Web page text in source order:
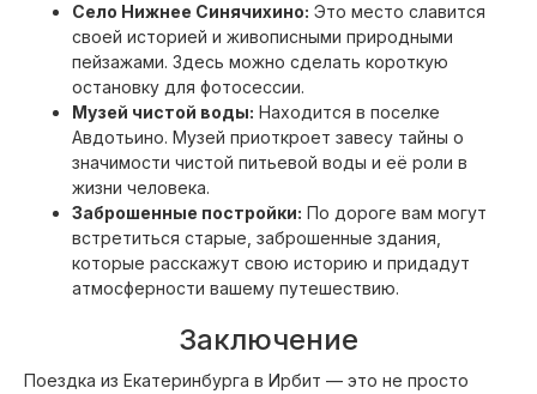
Село Нижнее Синячихино: Это место славится
своей историей и живописными природными
пейзажами. Здесь можно сделать короткую
остановку для фотосессии.
Музей чистой воды: Находится в поселке
Авдотьино. Музей приоткроет завесу тайны о
значимости чистой питьевой воды и её роли в
жизни человека.
Заброшенные постройки: По дороге вам могут
встретиться старые, заброшенные здания,
которые расскажут свою историю и придадут
атмосферности вашему путешествию.
Заключение
Поездка из Екатеринбурга в Ирбит — это не просто